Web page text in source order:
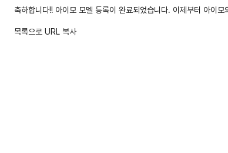
축하합니다!! 아이모 모델 등록이 완료되었습니다. 이제부터 아이
목록으로 URL 복사